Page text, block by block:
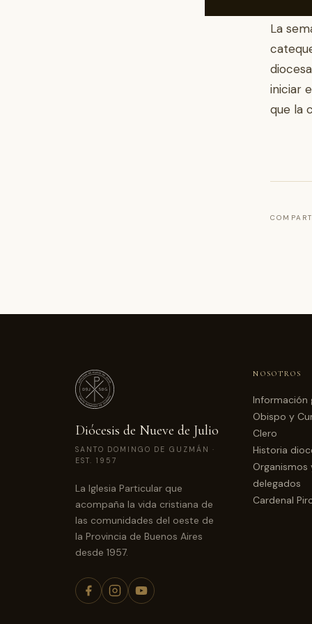
La
iniciar
que la
Diócesis de Nueve de Julio
SANTO DOMINGO DE GUZMÁN ·
EST. 1957
La Iglesia Particular que
acompaña la vida cristiana de
las comunidades del oeste de
la Provincia de Buenos Aires
desde 1957.
NOSOTROS
Información
Obispo y
Clero
Historia
Organismos
delegados
Cardenal